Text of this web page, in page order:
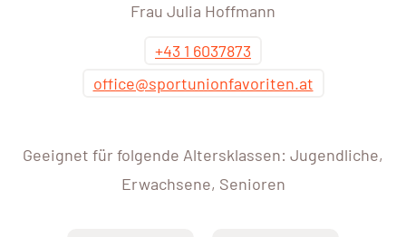
Frau Julia Hoffmann
+43 1 6037873
office@sportunionfavoriten.at
Geeignet für folgende Altersklassen: Jugendliche,
Erwachsene, Senioren